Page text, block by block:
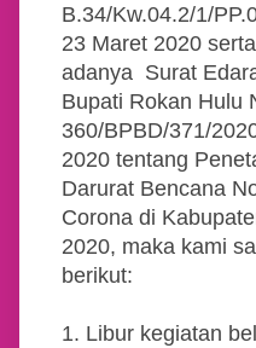
B.34/Kw.04.2/1/
23 Maret 2020
adanya Surat
Bupati Rokan Hulu
360/BPBD/371/
2020 tentang
Darurat Bencana
Corona di
2020, maka kami
berikut:
1. Libur kegiatan